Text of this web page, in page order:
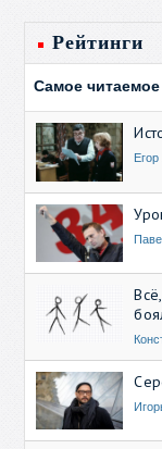
Рейтинги
Самое читаемое